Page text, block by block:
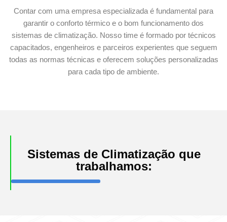
Contar com uma empresa especializada é fundamental para
garantir o conforto térmico e o bom funcionamento dos
sistemas de climatização. Nosso time é formado por técnicos
capacitados, engenheiros e parceiros experientes que seguem
todas as normas técnicas e oferecem soluções personalizadas
para cada tipo de ambiente.
Sistemas de Climatização que
trabalhamos: